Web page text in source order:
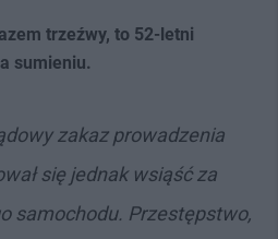
trzeźwy, to 52-letni
sumieniu.
zakaz prowadzenia
się jednak wsiąść za
samochodu. Przestępstwo,